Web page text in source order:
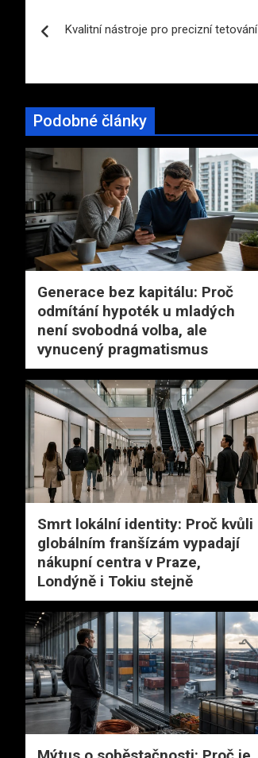
pro
příspěvek
Kvalitní nástroje pro precizní tetování
Podobné články
Generace bez kapitálu: Proč
odmítání hypoték u mladých
není svobodná volba, ale
vynucený pragmatismus
Smrt lokální identity: Proč kvůli
globálním franšízám vypadají
nákupní centra v Praze,
Londýně i Tokiu stejně